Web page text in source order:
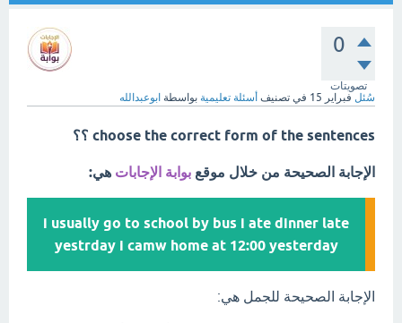
0
تصويتات
سُئل فبراير 15 في تصنيف أسئلة تعليمية بواسطة ابوعبدالله
choose the correct form of the sentences ؟؟
الإجابة الصحيحة من خلال موقع بوابة الإجابات هي:
i usually go to school by bus i ate dinner late
yestrday i camw home at 12:00 yesterday
الإجابة الصحيحة للجمل هي: